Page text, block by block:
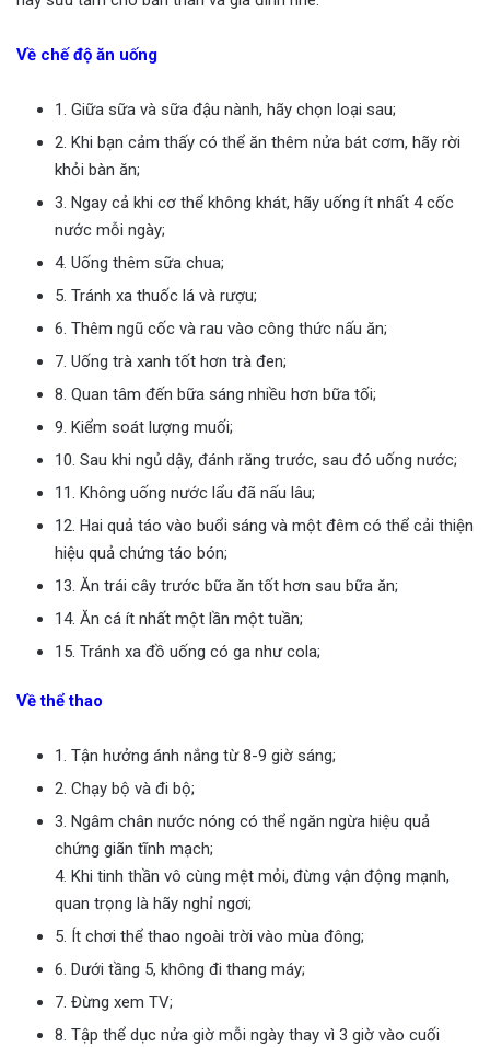
Về chế độ ăn uống
1. Giữa sữa và sữa đậu nành, hãy chọn loại sau;
2. Khi bạn cảm thấy có thể ăn thêm nửa bát cơm, hãy rời
khỏi bàn ăn;
3. Ngay cả khi cơ thể không khát, hãy uống ít nhất 4 cốc
nước mỗi ngày;
4. Uống thêm sữa chua;
5. Tránh xa thuốc lá và rượu;
6. Thêm ngũ cốc và rau vào công thức nấu ăn;
7. Uống trà xanh tốt hơn trà đen;
8. Quan tâm đến bữa sáng nhiều hơn bữa tối;
9. Kiểm soát lượng muối;
10. Sau khi ngủ dậy, đánh răng trước, sau đó uống nước;
11. Không uống nước lẩu đã nấu lâu;
12. Hai quả táo vào buổi sáng và một đêm có thể cải thiện
hiệu quả chứng táo bón;
13. Ăn trái cây trước bữa ăn tốt hơn sau bữa ăn;
14. Ăn cá ít nhất một lần một tuần;
15. Tránh xa đồ uống có ga như cola;
Về thể thao
1. Tận hưởng ánh nắng từ 8-9 giờ sáng;
2. Chạy bộ và đi bộ;
3. Ngâm chân nước nóng có thể ngăn ngừa hiệu quả
chứng giãn tĩnh mạch;
4. Khi tinh thần vô cùng mệt mỏi, đừng vận động mạnh,
quan trọng là hãy nghỉ ngơi;
5. Ít chơi thể thao ngoài trời vào mùa đông;
6. Dưới tầng 5, không đi thang máy;
7. Đừng xem TV;
8. Tập thể dục nửa giờ mỗi ngày thay vì 3 giờ vào cuối